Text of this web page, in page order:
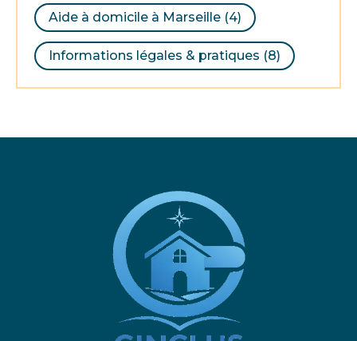
Aide à domicile à Marseille(4)
Informations légales & pratiques (8)